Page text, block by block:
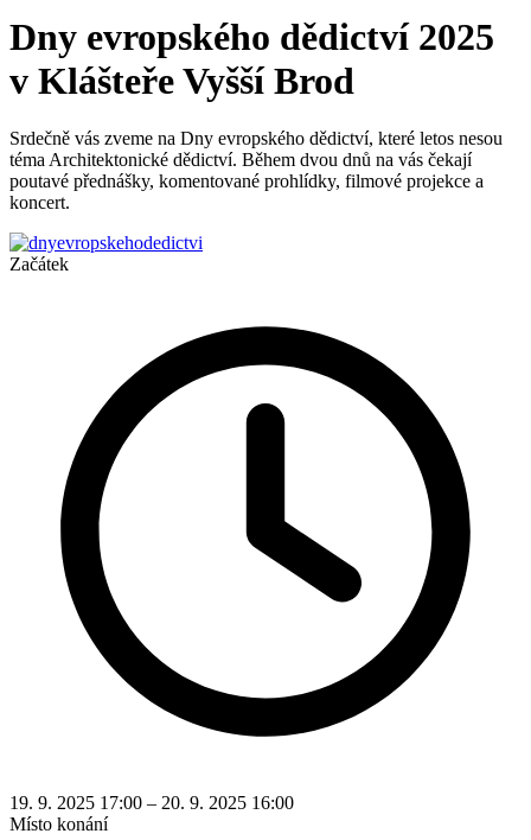
Dny evropského dědictví 2025
v Klášteře Vyšší Brod
Srdečně vás zveme na Dny evropského dědictví, které letos nesou
téma Architektonické dědictví. Během dvou dnů na vás čekají
poutavé přednášky, komentované prohlídky, filmové projekce a
koncert.
Začátek
19. 9. 2025 17:00 – 20. 9. 2025 16:00
Místo konání